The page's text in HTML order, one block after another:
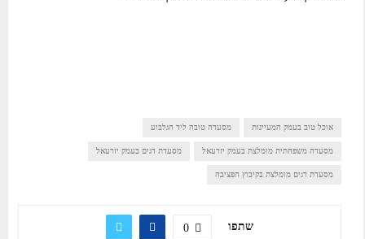
אוכל טוב בעמק המעיינות מסעדה טובה ליד הגלבוע
מסעדה משפחתית מומלצת בעמק יזרעאל מסעדת דגים בעמק יזרעאל
מסעדת דגים מומלצת בקיבוץ חפציבה
שתפו 0